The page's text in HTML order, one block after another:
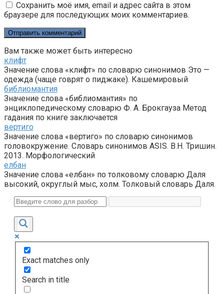
Сохранить моё имя, email и адрес сайта в этом
браузере для последующих моих комментариев.
Вам также может быть интересно
клифт
Значение слова «клифт» по словарю синонимов Это —
одежда (чаще говрят о пиджаке). Кашемировый
библиомантия
Значение слова «библиомантия» по
энциклопедическому словарю Ф. А. Брокгауза Метод
гадания по книге заключается
вертиго
Значение слова «вертиго» по словарю синонимов
головокружение. Словарь синонимов ASIS. В.Н. Тришин.
2013. Морфологический
елбан
Значение слова «елбан» по толковому словарю Даля
высокий, округлый мыс, холм. Толковый словарь Даля.
Exact matches only
Search in title